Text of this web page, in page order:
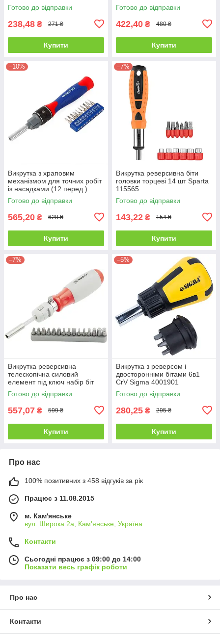
Готово до відправки
238,48 ₴ 271 ₴
Купити
Готово до відправки
422,40 ₴ 480 ₴
Купити
–10%
Викрутка з храповим
механізмом для точних робіт
із насадками (12 перед.)
Workpro PRO WP221051
Готово до відправки
565,20 ₴ 628 ₴
Купити
–7%
Викрутка реверсивна біти
головки торцеві 14 шт Sparta
115565
Готово до відправки
143,22 ₴ 154 ₴
Купити
–7%
Викрутка реверсивна
телескопічна силовий
елемент під ключ набір біт
CrV 15 шт MTX 115529
Готово до відправки
557,07 ₴ 599 ₴
Купити
–5%
Викрутка з реверсом і
двосторонніми бітами 6в1
CrV Sigma 4001901
Готово до відправки
280,25 ₴ 295 ₴
Купити
Про нас
100% позитивних з 458 відгуків за рік
Працює з 11.08.2015
м. Кам'янське
вул. Широка 2а, Кам'янське, Україна
Контакти
Сьогодні працює з 09:00 до 14:00
Показати весь графік роботи
Про нас
Контакти